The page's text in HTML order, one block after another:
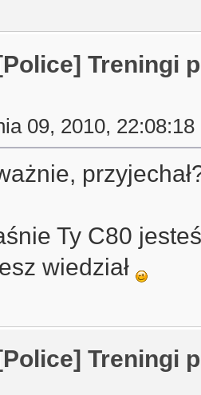
Treningi
09, 2010,
Ty C80
wiedział
Treningi